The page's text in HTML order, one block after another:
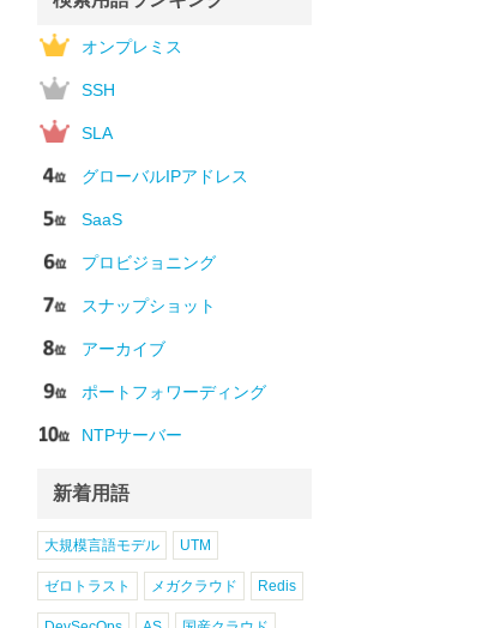
オンプレミス
SSH
SLA
グローバルIPアドレス
SaaS
プロビジョニング
スナップショット
アーカイブ
ポートフォワーディング
NTPサーバー
新着用語
大規模言語モデル UTM
ゼロトラスト メガクラウド Redis